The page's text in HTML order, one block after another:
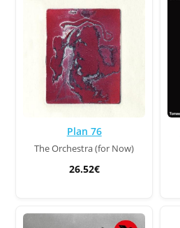
Plan 76
The Orchestra (for Now)
26.52€